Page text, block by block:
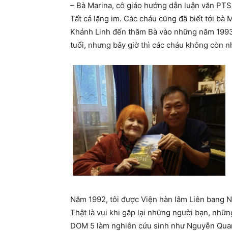
– Bà Marina, cô giáo hướng dẫn luận văn
Tất cả lặng im. Các cháu cũng đã biết tới bà
Khánh Linh đến thăm Bà vào những năm
tuổi, nhưng bây giờ thì các cháu không còn
Năm 1992, tôi được Viện hàn lâm Liên bang
Thật là vui khi gặp lại những người bạn,
DOM 5 làm nghiên cứu sinh như Nguyễn